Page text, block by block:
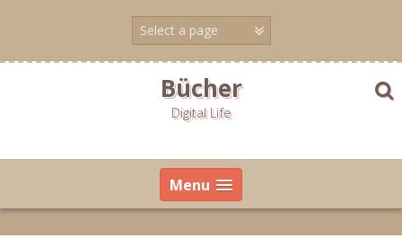
Bücher
Digital Life
Menu